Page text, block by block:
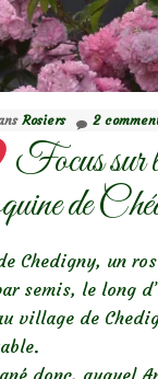
sur
le
rosier
‘A
Shropshire
Lad’
Rosiers 2
Focus sur
de
Chedigny, un
semis, le long
village de